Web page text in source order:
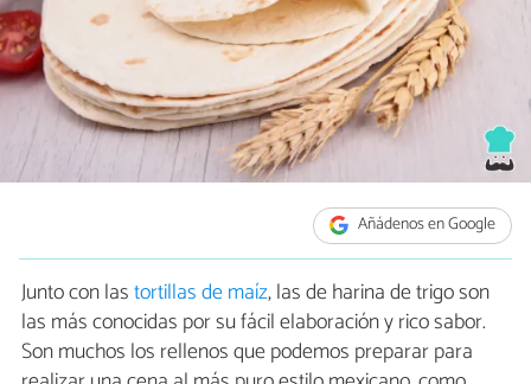
Añádenos en Google
Junto con lastortillas de maíz, las de harina de trigo son
las más conocidas por su fácil elaboración y rico sabor.
Son muchos los rellenos que podemos preparar para